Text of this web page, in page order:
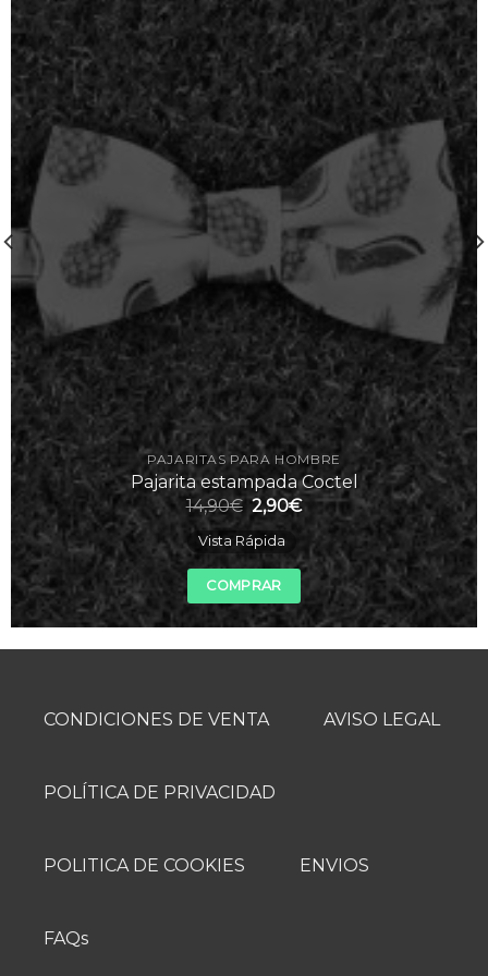
de
producto
página
de
producto
PAJARITAS PARA HOMBRE
Pajarita estampada Coctel
14,90€ El
precio
original
era:
14,90€.
2,90€El
precio
actual
es:
2,90€.
Vista Rápida
COMPRAR
CONDICIONES DE VENTA AVISO LEGAL
POLÍTICA DE PRIVACIDAD
POLITICA DE COOKIES ENVIOS
FAQs